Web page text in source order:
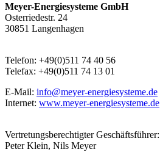
Meyer-Energiesysteme GmbH
Osterriedestr. 24
30851 Langenhagen
Telefon: +49(0)511 74 40 56
Telefax: +49(0)511 74 13 01
E-Mail: info@meyer-energiesysteme.de
Internet: www.meyer-energiesysteme.de
Vertretungsberechtigter Geschäftsführer:
Peter Klein, Nils Meyer